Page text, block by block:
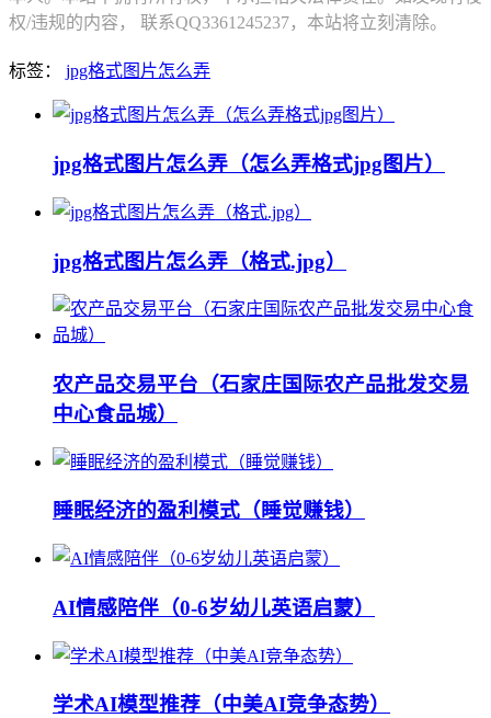
权/违规的内容， 联系QQ3361245237，本站将立刻清除。
标签： jpg格式图片怎么弄
jpg格式图片怎么弄（怎么弄格式jpg图片）
jpg格式图片怎么弄（格式.jpg）
农产品交易平台（石家庄国际农产品批发交易
中心食品城）
睡眠经济的盈利模式（睡觉赚钱）
AI情感陪伴（0-6岁幼儿英语启蒙）
学术AI模型推荐（中美AI竞争态势）